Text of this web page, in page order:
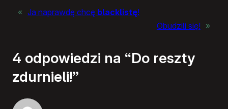
« Ja naprawdę chcę blacklistę!
Obudzili się! »
4 odpowiedzi na “Do reszty
zdurnieli!”